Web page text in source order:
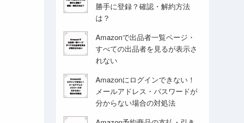
勝手に登録？確認・解約方法
は？
Amazonで出品者一覧ページ・
すべての出品者を見るが表示さ
れない
Amazonにログインできない！
メールアドレス・パスワードが
分からない場合の対処法